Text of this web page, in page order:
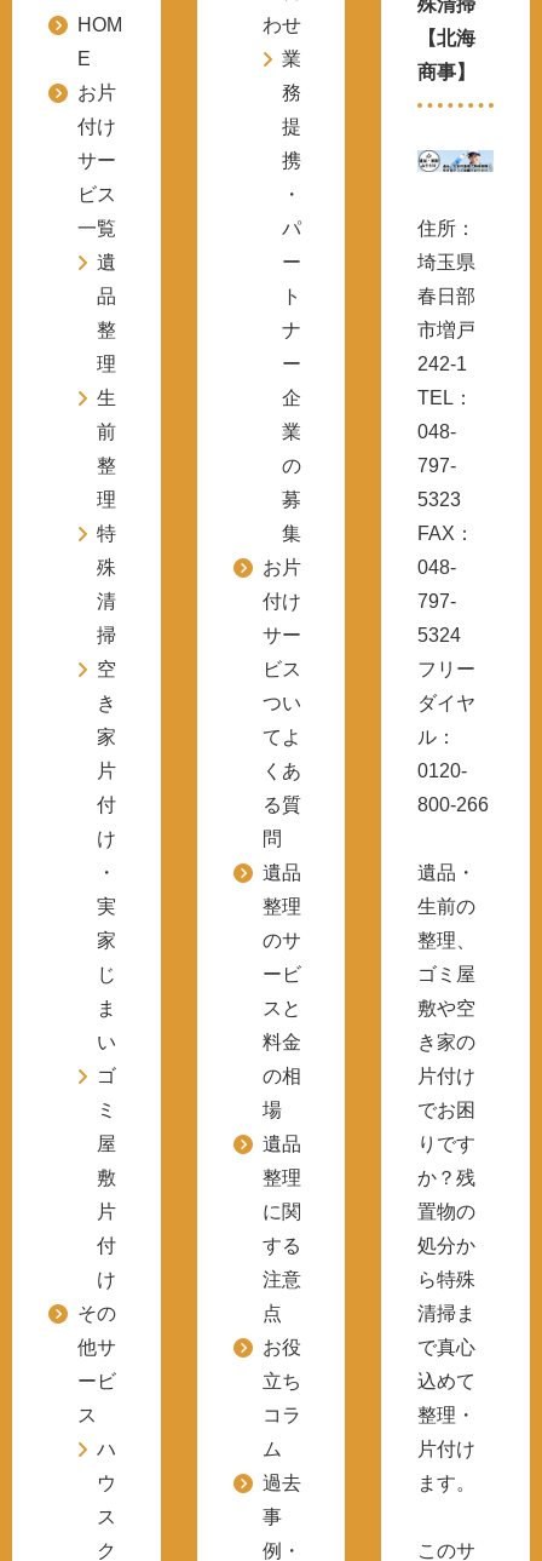
HOM
E
お片
付け
サー
ビス
一覧
遺
品
整
理
生
前
整
理
特
殊
清
掃
空
き
家
片
付
け
・
実
家
じ
ま
い
ゴ
ミ
屋
敷
片
付
け
その
他サ
ービ
ス
ハ
ウ
ス
ク
わせ
業
務
提
携
・
パ
ー
ト
ナ
ー
企
業
の
募
集
お片
付け
サー
ビス
つい
てよ
くあ
る質
問
遺品
整理
のサ
ービ
スと
料金
の相
場
遺品
整理
に関
する
注意
点
お役
立ち
コラ
ム
過去
事
例・
【北海
商事】
住所：
埼玉県
春日部
市増戸
242-1
TEL：
048-
797-
5323
FAX：
048-
797-
5324
フリー
ダイヤ
ル：
0120-
800-266
遺品・
生前の
整理、
ゴミ屋
敷や空
き家の
片付け
でお困
りです
か？残
置物の
処分か
ら特殊
清掃ま
で真心
込めて
整理・
片付け
ます。
このサ